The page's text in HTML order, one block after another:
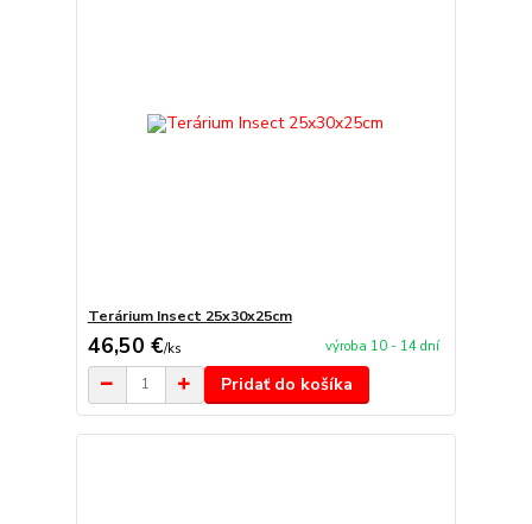
Terárium Insect 25x30x25cm
46,50 €/ks výroba 10 - 14 dní
Pridať do košíka